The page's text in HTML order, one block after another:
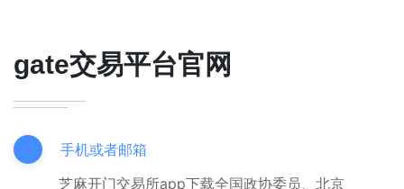
gate交易平台官网
手机或者邮箱
芝麻开门交易所app下载全国政协委员、北京